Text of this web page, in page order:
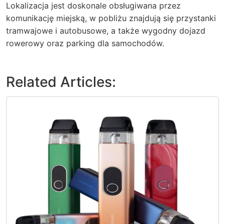
Lokalizacja jest doskonale obsługiwana przez
komunikację miejską, w pobliżu znajdują się przystanki
tramwajowe i autobusowe, a także wygodny dojazd
rowerowy oraz parking dla samochodów.
Related Articles: